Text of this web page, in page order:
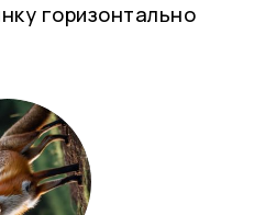
горизонтально